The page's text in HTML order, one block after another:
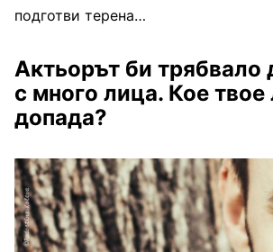
подготви терена…
Актьорът би трябвало
с много лица. Кое твое
допада?